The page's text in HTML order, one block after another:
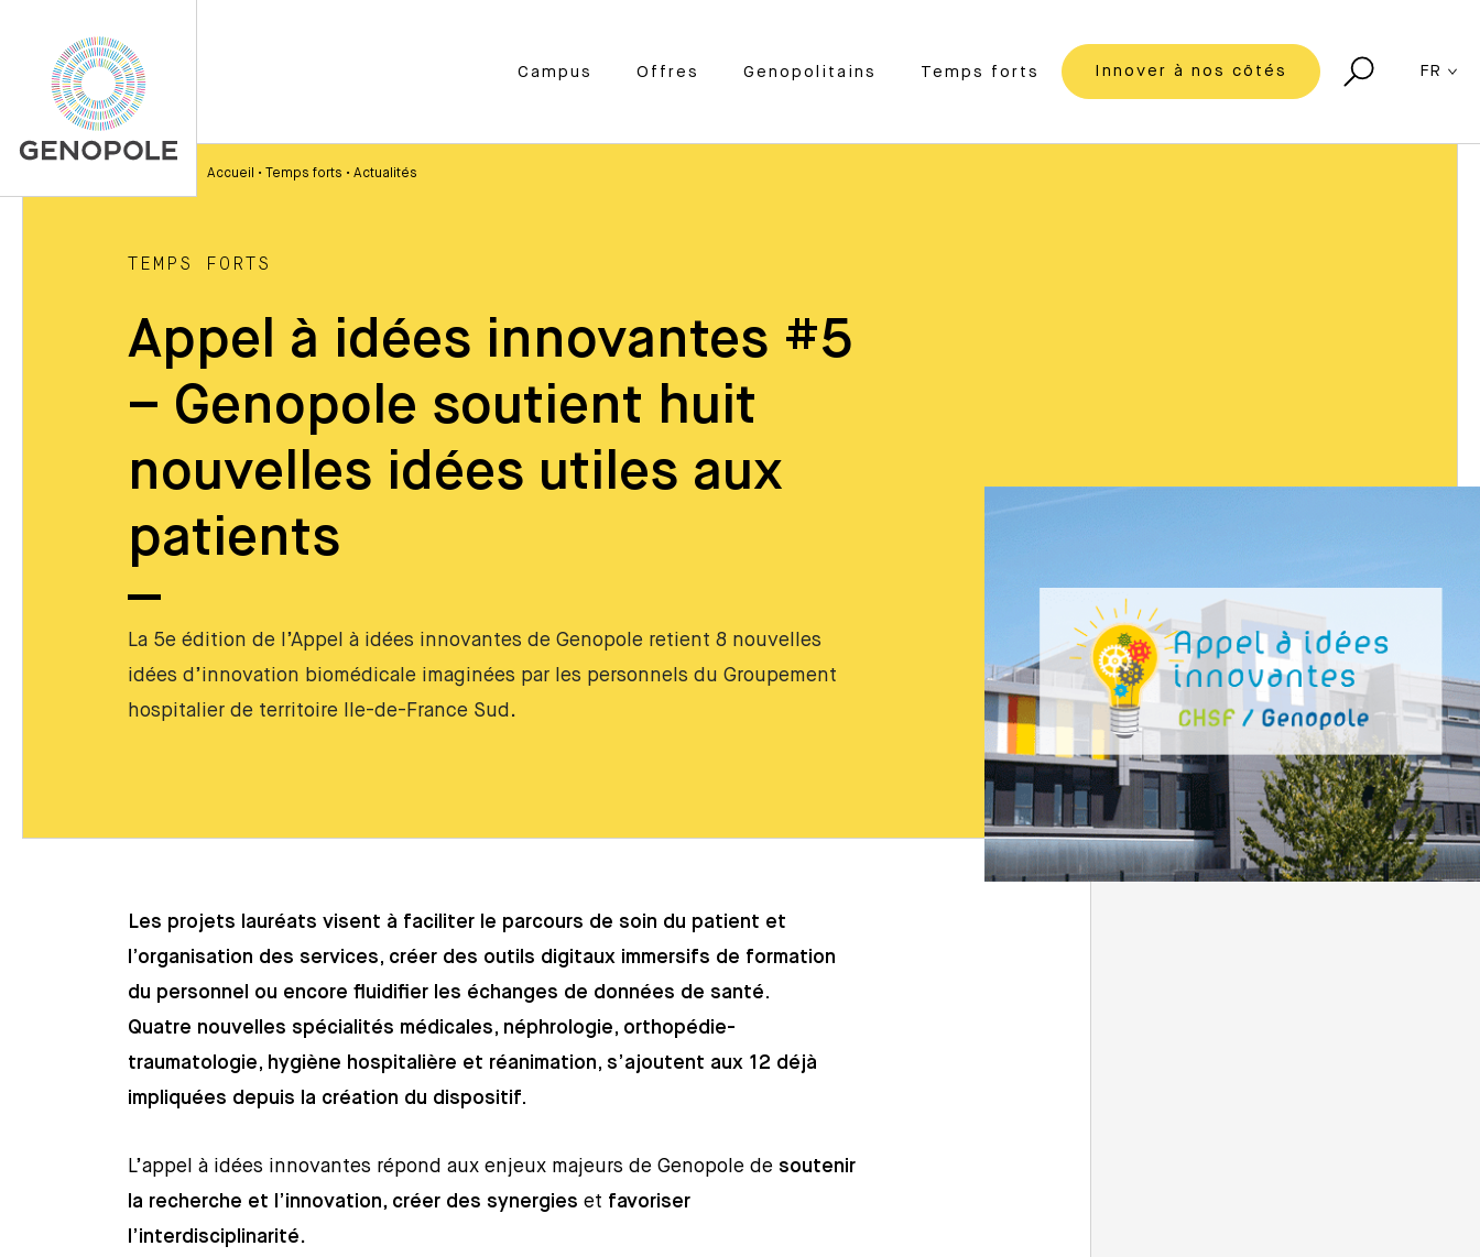
Campus Offres Genopolitains Temps forts Innover à nos côtés FR
Accueil • Temps forts • Actualités
TEMPS FORTS
Appel à idées innovantes #5
– Genopole soutient huit
nouvelles idées utiles aux
patients
La 5e édition de l’Appel à idées innovantes de Genopole retient 8 nouvelles
idées d’innovation biomédicale imaginées par les personnels du Groupement
hospitalier de territoire Ile-de-France Sud.
Les projets lauréats visent à faciliter le parcours de soin du patient et
l’organisation des services, créer des outils digitaux immersifs de formation
du personnel ou encore fluidifier les échanges de données de santé.
Quatre nouvelles spécialités médicales, néphrologie, orthopédie-
traumatologie, hygiène hospitalière et réanimation, s’ajoutent aux 12 déjà
impliquées depuis la création du dispositif.
L’appel à idées innovantes répond aux enjeux majeurs de Genopole de soutenir
la recherche et l’innovation, créer des synergies et favoriser
l’interdisciplinarité.